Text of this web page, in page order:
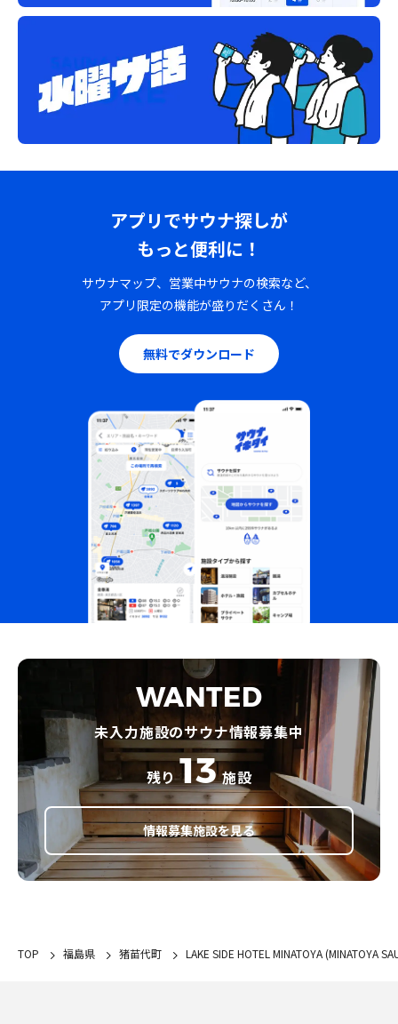
アプリでサウナ探しが
もっと便利に！
サウナマップ、営業中サウナの検索など、
アプリ限定の機能が盛りだくさん！
無料でダウンロード
WANTED
未入力施設のサウナ情報募集中
残り 13 施設
情報募集施設を見る
TOP 福島県 猪苗代町 LAKE SIDE HOTEL MINATOYA (MINATOYA